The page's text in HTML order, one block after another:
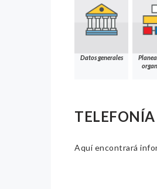
Datos generales
Aquí encontrará